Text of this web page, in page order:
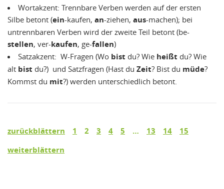
Wortakzent: Trennbare Verben werden auf der ersten
Silbe betont (ein-kaufen, an-ziehen, aus-machen); bei
untrennbaren Verben wird der zweite Teil betont (be-
stellen, ver-kaufen, ge-fallen)
Satzakzent: W-Fragen (Wo bist du? Wie heißt du? Wie
alt bist du?) und Satzfragen (Hast du Zeit? Bist du müde?
Kommst du mit?) werden unterschiedlich betont.
zurückblättern 1 2 3 4 5 … 13 14
15
weiterblättern